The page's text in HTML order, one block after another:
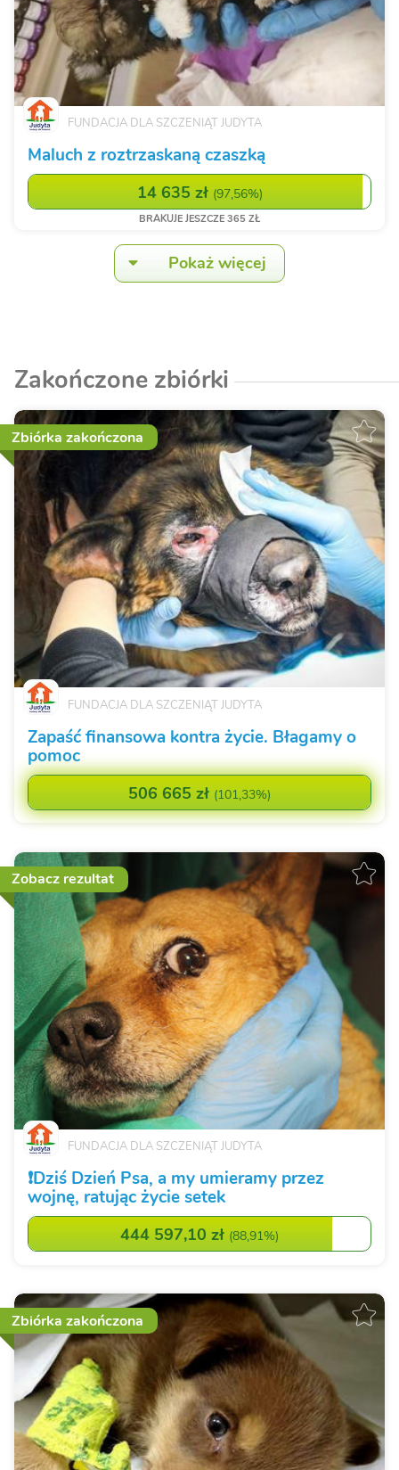
FUNDACJA DLA SZCZENIĄT JUDYTA
Maluch z roztrzaskaną czaszką
14 635 zł (97,56%)
BRAKUJE JESZCZE 365 ZŁ
Pokaż więcej
Zakończone zbiórki
Zbiórka zakończona
FUNDACJA DLA SZCZENIĄT JUDYTA
Zapaść finansowa kontra życie. Błagamy o
pomoc
506 665 zł (101,33%)
Zobacz rezultat
FUNDACJA DLA SZCZENIĄT JUDYTA
❗️Dziś Dzień Psa, a my umieramy przez
wojnę, ratując życie setek
444 597,10 zł (88,91%)
Zbiórka zakończona